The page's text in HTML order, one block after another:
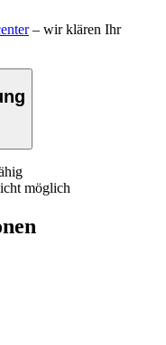
– wir klären Ihr
möglich